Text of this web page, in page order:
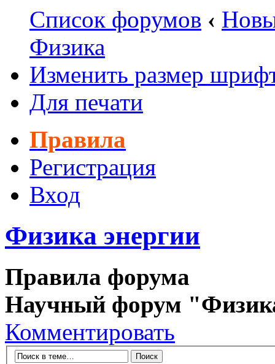
Список форумов ‹
Физика
Изменить размер
Для печати
Правила
Регистрация
Вход
Физика энергии
Правила форума
Научный форум
Комментировать